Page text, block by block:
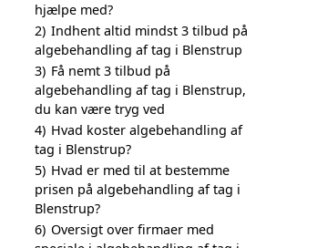
hjælpe med?
2) Indhent altid mindst 3 tilbud på
algebehandling af tag i Blenstrup
3) Få nemt 3 tilbud på
algebehandling af tag i Blenstrup,
du kan være tryg ved
4) Hvad koster algebehandling af
tag i Blenstrup?
5) Hvad er med til at bestemme
prisen på algebehandling af tag i
Blenstrup?
6) Oversigt over firmaer med